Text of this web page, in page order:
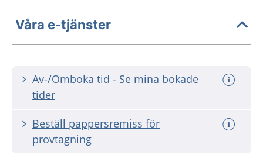
Våra e-tjänster
Av-/Omboka tid - Se mina bokade
tider
Beställ pappersremiss för
provtagning